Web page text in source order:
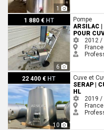
1
1 880 € HT
6
ARSILAC | ENOLMIX - Pompe à
Pompe
ARSILAC
POUR
2012 /
22 400 € HT
10
Serap | Cuve inox 304 - Cuve et
SERAP |
HL
2019 /